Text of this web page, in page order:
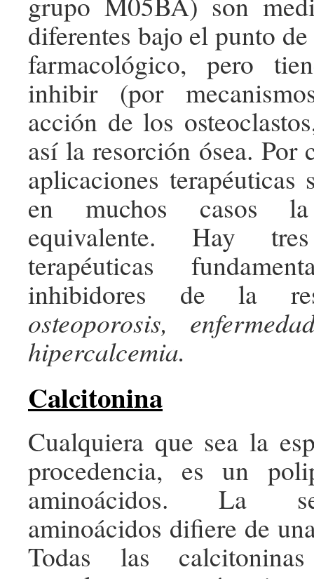
diferentes bajo el punto
farmacológico, pero
inhibir (por
acción de los
así la resorción ósea. Por
aplicaciones terapéuticas
en muchos casos
equivalente. Hay
terapéuticas
inhibidores de la
osteoporosis,
hipercalcemia.
Calcitonina
Cualquiera que sea la
procedencia, es un
aminoácidos. La
aminoácidos difiere de
Todas las